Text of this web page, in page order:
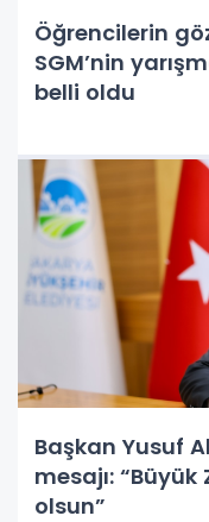
Öğrencilerin
SGM’nin
belli oldu
Başkan Yusuf
mesajı: “Büyük
olsun”